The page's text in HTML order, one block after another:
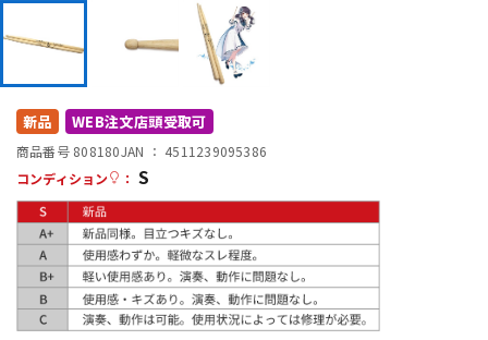
DTM オンライン納品
配信/ライブ機器
中古 ヴィンテージ
新品 WEB注文店頭受取可
商品番号 808180JAN ： 4511239095386
コンディション
： S